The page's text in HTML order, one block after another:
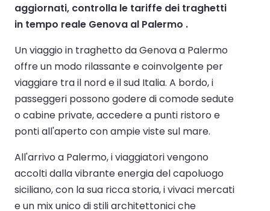
aggiornati, controlla le tariffe dei traghetti
in tempo reale Genova al Palermo .
Un viaggio in traghetto da Genova a Palermo
offre un modo rilassante e coinvolgente per
viaggiare tra il nord e il sud Italia. A bordo, i
passeggeri possono godere di comode sedute
o cabine private, accedere a punti ristoro e
ponti all'aperto con ampie viste sul mare.
All'arrivo a Palermo, i viaggiatori vengono
accolti dalla vibrante energia del capoluogo
siciliano, con la sua ricca storia, i vivaci mercati
e un mix unico di stili architettonici che